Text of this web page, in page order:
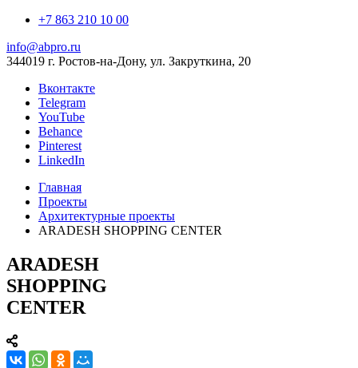
+7 863 210 10 00
info@abpro.ru
344019 г. Ростов-на-Дону, ул. Закруткина, 20
Вконтакте
Telegram
YouTube
Behance
Pinterest
LinkedIn
Главная
Проекты
Архитектурные проекты
ARADESH SHOPPING CENTER
ARADESH
SHOPPING
CENTER